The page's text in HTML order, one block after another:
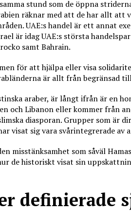
stund som de öppna
räknar med att de har allt att
UAE:s handel är ett annat
är idag UAE:s största
samt Bahrain.
för att hjälpa eller visa
är allt från begränsad
araber, är långt ifrån är en
och Libanon eller kommer från
diasporan. Grupper som är
visat sig vara svårintegrerade av
misstänksamhet som såväl
de historiskt visat sin
definierade